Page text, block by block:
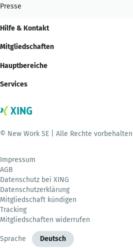
Presse
Hilfe & Kontakt
Mitgliedschaften
Hauptbereiche
Services
© New Work SE | Alle Rechte vorbehalten
Impressum
AGB
Datenschutz bei XING
Datenschutzerklärung
Mitgliedschaft kündigen
Tracking
Mitgliedschaften widerrufen
Sprache Deutsch